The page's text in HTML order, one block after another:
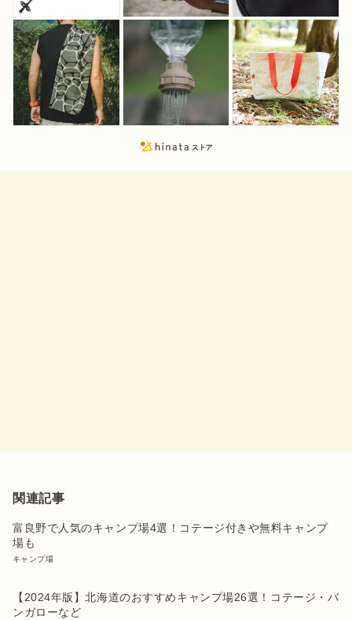
関連記事
富良野で人気のキャンプ場4選！コテージ付きや無料キャンプ
場も
キャンプ場
【2024年版】北海道のおすすめキャンプ場26選！コテージ・バ
ンガローなど